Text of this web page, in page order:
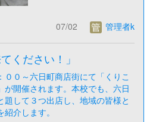
07/02 管理者k
ください！」
０～六日町商店街にて「くりこ
が開催されます。本校でも、六日
して３つ出店し、地域の皆様と
介します。